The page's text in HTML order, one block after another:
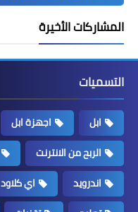
المشاركات الأخيرة
التسميات
ابل اجهزة ابل
الربح من الانترنت
اندرويد
اي كلاود